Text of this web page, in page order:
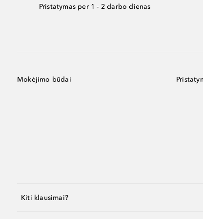
Pristatymas per 1 - 2 darbo dienas
Mokėjimo būdai
Kiti klausimai?